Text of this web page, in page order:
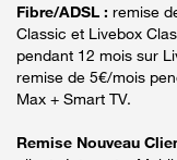
Fibre/ADSL : remise
Classic et Livebox
pendant 12 mois sur
remise de 5€/mois
Max + Smart TV.
Remise Nouveau